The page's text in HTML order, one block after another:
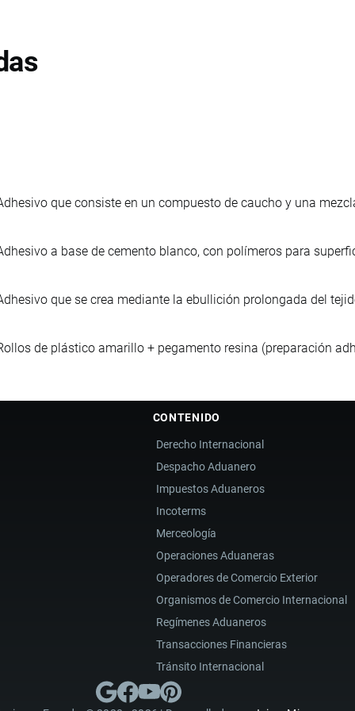
que consiste en un compuesto de caucho y una
a base de cemento blanco, con polímeros para
que se crea mediante la ebullición prolongada del
de plástico amarillo + pegamento resina (preparación
CONTENIDO
Derecho Internacional
Despacho Aduanero
Impuestos Aduaneros
Incoterms
Merceología
Operaciones Aduaneras
Operadores de Comercio Exterior
Organismos de Comercio Internacional
Regímenes Aduaneros
Transacciones Financieras
Tránsito Internacional